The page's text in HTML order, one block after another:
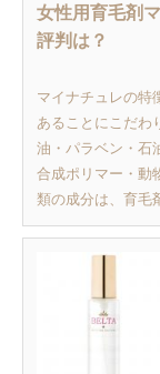
女性用育毛剤
評判は？
マイナチュレの特
あることにこだわ
油・パラベン・石
合成ポリマー・動
類の成分は、育毛